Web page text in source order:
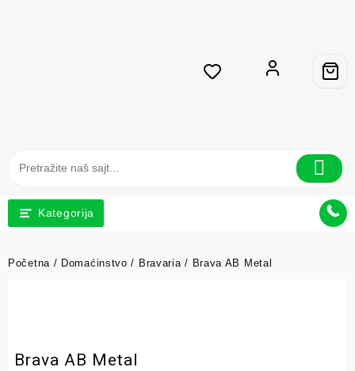
Kategorija
Početna / Domaćinstvo / Bravaria / Brava AB Metal
Brava AB Metal